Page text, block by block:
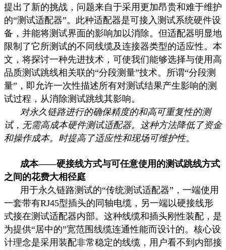
提出了新的挑战，问题来自于采用更加昂贵和难于维护
的“测试适配器”。此种适配器是可接入测试系统硬件设
备，并能将测试界面的影响加以消除。但适配器明显地
限制了它所测试的不同线缆及连接器类型的适应性。本
文，将探讨一种先进技术，可使我们能够选择与使用高
品质测试跳线相关联的“分段测量”技术。所谓“分段测
量”，即允许一次性描述所有对测试结果产生影响的测
试过程，从消除测试跳线其影响。
对永久链路进行的确保精度的和高可重复性的测
试，无需高成本硬件测试适配器。这种方法降低了资金
和操作成本。时提高了适应性和现场可维护性。
成本——硬接线方式与可任意使用的测试跳线方式
之间的花费大相径庭
用于永久链路测试的“传统测试适配器”，一端使用
一套带有RJ45型插头的同轴电缆，另一端以硬接线形
式接在测试适配器内部。这种线缆和插头刚性装配，是
为提供“居中的”宽范围线缆连通性能而设计的。核心设
计理念是采用装配非常稳定的线缆，用户看不到内部接